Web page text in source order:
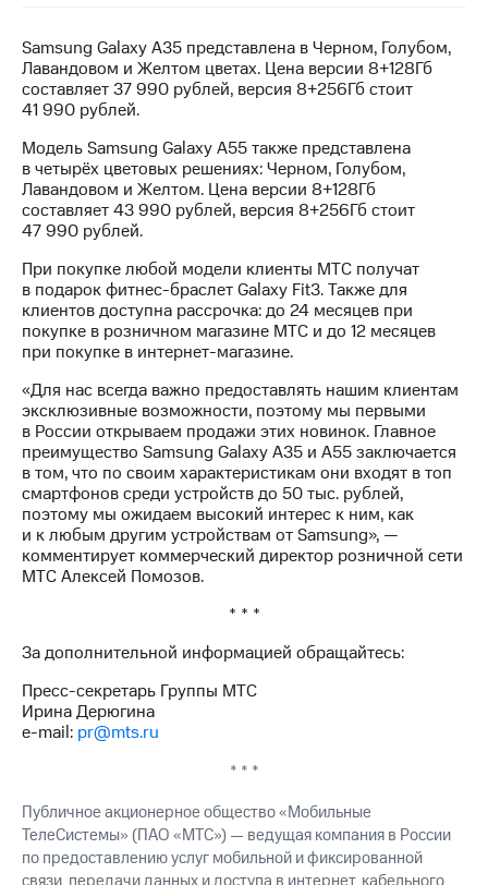
Интервью
Финансовая
отчетность
Контакты
Новости
в
регионе
и акционерам
Корпоративное
управление
Корпоративный
Раскрытие
информации
Информация
акционерам
Документы
ПАО
"МТС"
Собрания
акционеров
Личный
Акционерный
капитал
Контроль
и
аудит
Рынок
Описание
Программа
приобретения
Порядок
Samsung Galaxy A35 представлена в Черном, Голубом,
Лавандовом и Желтом цветах. Цена версии 8+128Гб
составляет 37 990 рублей, версия 8+256Гб стоит
41 990 рублей.
Модель Samsung Galaxy A55 также представлена
в четырёх цветовых решениях: Черном, Голубом,
Лавандовом и Желтом. Цена версии 8+128Гб
составляет 43 990 рублей, версия 8+256Гб стоит
47 990 рублей.
При покупке любой модели клиенты МТС получат
в подарок фитнес-браслет Galaxy Fit3. Также для
клиентов доступна рассрочка: до 24 месяцев при
покупке в розничном магазине МТС и до 12 месяцев
при покупке в интернет-магазине.
«Для нас всегда важно предоставлять нашим клиентам
эксклюзивные возможности, поэтому мы первыми
в России открываем продажи этих новинок. Главное
преимущество Samsung Galaxy A35 и А55 заключается
в том, что по своим характеристикам они входят в топ
смартфонов среди устройств до 50 тыс. рублей,
поэтому мы ожидаем высокий интерес к ним, как
и к любым другим устройствам от Samsung», —
комментирует коммерческий директор розничной сети
МТС Алексей Помозов.
* * *
За дополнительной информацией обращайтесь:
Пресс-секретарь Группы МТС
Ирина Дерюгина
e-mail: pr@mts.ru
* * *
Публичное акционерное общество «Мобильные
ТелеСистемы» (ПАО «МТС») — ведущая компания в России
по предоставлению услуг мобильной и фиксированной